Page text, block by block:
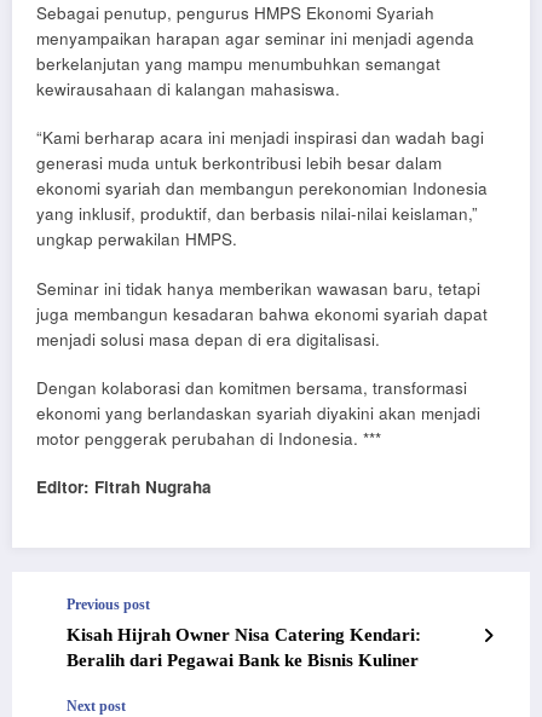
Sebagai penutup, pengurus HMPS Ekonomi Syariah
menyampaikan harapan agar seminar ini menjadi agenda
berkelanjutan yang mampu menumbuhkan semangat
kewirausahaan di kalangan mahasiswa.
“Kami berharap acara ini menjadi inspirasi dan wadah bagi
generasi muda untuk berkontribusi lebih besar dalam
ekonomi syariah dan membangun perekonomian Indonesia
yang inklusif, produktif, dan berbasis nilai-nilai keislaman,”
ungkap perwakilan HMPS.
Seminar ini tidak hanya memberikan wawasan baru, tetapi
juga membangun kesadaran bahwa ekonomi syariah dapat
menjadi solusi masa depan di era digitalisasi.
Dengan kolaborasi dan komitmen bersama, transformasi
ekonomi yang berlandaskan syariah diyakini akan menjadi
motor penggerak perubahan di Indonesia. ***
Editor: Fitrah Nugraha
Previous post
Kisah Hijrah Owner Nisa Catering Kendari:
Beralih dari Pegawai Bank ke Bisnis Kuliner
Next post